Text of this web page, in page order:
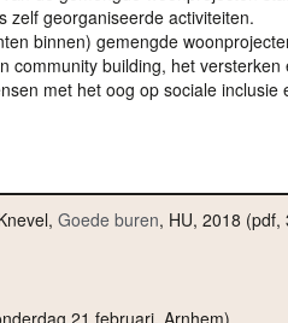
zelf georganiseerde activiteiten.
binnen) gemengde
community building, het versterken
met het oog op sociale inclusie
Goede buren, HU, 2018 (pdf,
21 februari, Arnhem)